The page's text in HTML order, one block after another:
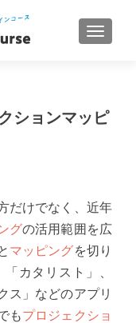
ナビゲ
ションマッピ
だけでなく、近年
グの活用範囲を広
マッピングを切り
カタリスト」、
ス」などのアプリ
もプロジェクショ